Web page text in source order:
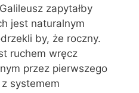
zapytałby
jest naturalnym
by, że roczny.
ruchem wręcz
przez pierwszego
systemem